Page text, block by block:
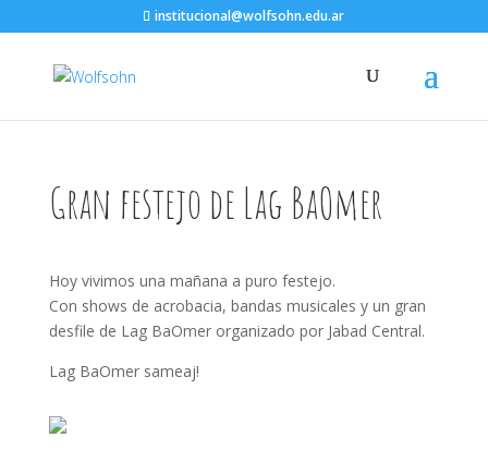
institucional@wolfsohn.edu.ar
Gran festejo de Lag BaOmer
Hoy vivimos una mañana a puro festejo.
Con shows de acrobacia, bandas musicales y un gran
desfile de Lag BaOmer organizado por Jabad Central.
Lag BaOmer sameaj!